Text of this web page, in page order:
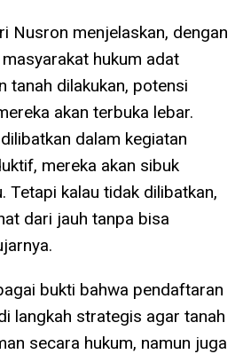
Nusron menjelaskan, dengan
hukum adat
tanah dilakukan, potensi
akan terbuka lebar.
dalam kegiatan
mereka akan sibuk
Tetapi kalau tidak dilibatkan,
dari jauh tanpa bisa
bukti bahwa pendaftaran
langkah strategis agar tanah
secara hukum, namun juga